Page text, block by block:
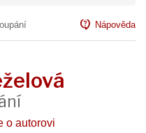
contact_support Nápověda
o autorovi